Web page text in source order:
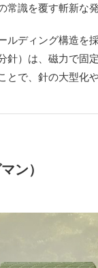
識を覆す斬新な
ルディング構造を
針）は、磁力で固
で、針の大型化
ン）